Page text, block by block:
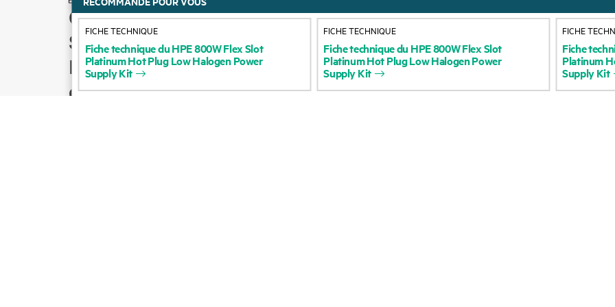
Comment acheter
Support produit
Écrire à l’équipe
commerciale
À propos de HPE
Accessibilité
Carrières
Services d’assistance
Retour et recyclage
produits
FichetechniqueduHPE800WFlexSlot
PlatinumHotPlugLowHalogenPower
SupplyKit
FICHE TECHNIQUE
FichetechniqueduHPE800WFlexSlot
PlatinumHotPlugLowHalogenPower
SupplyKit
FICHE TECHNIQUE
Fiche
Platinum
SupplyKit
FICHE